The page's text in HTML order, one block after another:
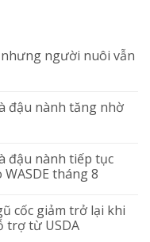
người nuôi vẫn
đậu nành tăng nhờ
đậu nành tiếp tục
tháng 8
cốc giảm trở lại khi
trợ từ USDA